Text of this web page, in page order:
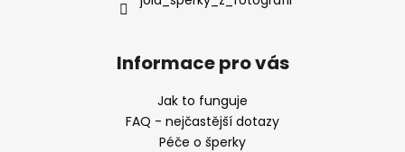
Informace pro vás
Jak to funguje
FAQ - nejčastější dotazy
Péče o šperky